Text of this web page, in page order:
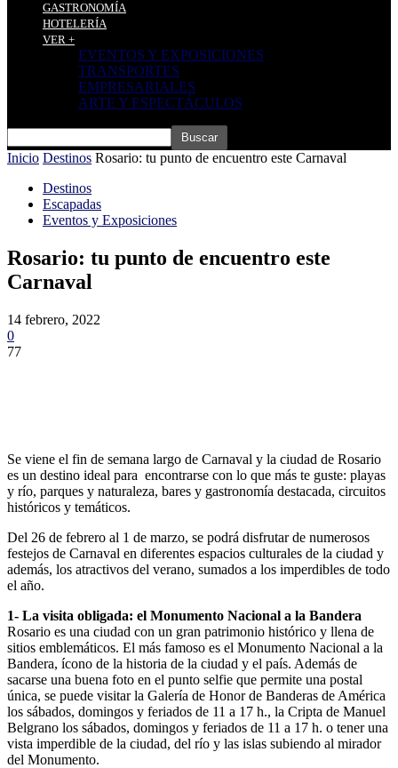
GASTRONOMÍA
HOTELERÍA
VER +
EVENTOS Y EXPOSICIONES
TRANSPORTES
EMPRESARIALES
ARTE Y ESPECTÁCULOS
Inicio Destinos Rosario: tu punto de encuentro este Carnaval
Destinos
Escapadas
Eventos y Exposiciones
Rosario: tu punto de encuentro este
Carnaval
14 febrero, 2022
0
77
Se viene el fin de semana largo de Carnaval y la ciudad de Rosario
es un destino ideal para encontrarse con lo que más te guste: playas
y río, parques y naturaleza, bares y gastronomía destacada, circuitos
históricos y temáticos.
Del 26 de febrero al 1 de marzo, se podrá disfrutar de numerosos
festejos de Carnaval en diferentes espacios culturales de la ciudad y
además, los atractivos del verano, sumados a los imperdibles de todo
el año.
1- La visita obligada: el Monumento Nacional a la Bandera
Rosario es una ciudad con un gran patrimonio histórico y llena de
sitios emblemáticos. El más famoso es el Monumento Nacional a la
Bandera, ícono de la historia de la ciudad y el país. Además de
sacarse una buena foto en el punto selfie que permite una postal
única, se puede visitar la Galería de Honor de Banderas de América
los sábados, domingos y feriados de 11 a 17 h., la Cripta de Manuel
Belgrano los sábados, domingos y feriados de 11 a 17 h. o tener una
vista imperdible de la ciudad, del río y las islas subiendo al mirador
del Monumento.